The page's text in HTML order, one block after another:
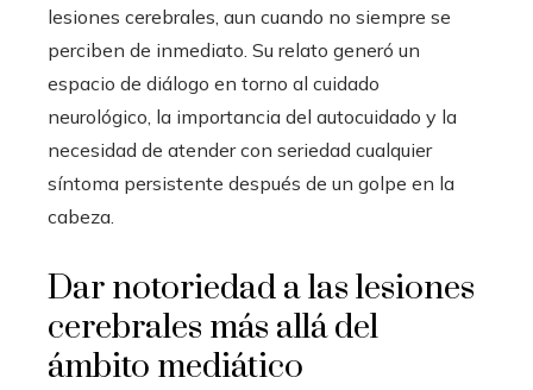
lesiones cerebrales, aun cuando no siempre se
perciben de inmediato. Su relato generó un
espacio de diálogo en torno al cuidado
neurológico, la importancia del autocuidado y la
necesidad de atender con seriedad cualquier
síntoma persistente después de un golpe en la
cabeza.
Dar notoriedad a las lesiones
cerebrales más allá del
ámbito mediático